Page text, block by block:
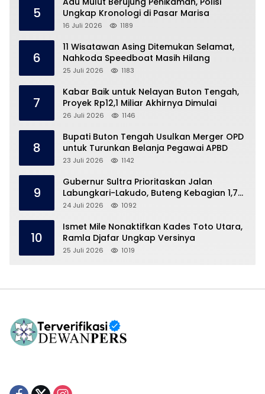
5
Ungkap Kronologi di Pasar Marisa
16 Juli 2026 1189
6
11 Wisatawan Asing Ditemukan Selamat,
Nahkoda Speedboat Masih Hilang
25 Juli 2026 1183
7
Kabar Baik untuk Nelayan Buton Tengah,
Proyek Rp12,1 Miliar Akhirnya Dimulai
26 Juli 2026 1146
8
Bupati Buton Tengah Usulkan Merger OPD
untuk Turunkan Belanja Pegawai APBD
23 Juli 2026 1142
9
Gubernur Sultra Prioritaskan Jalan
Labungkari-Lakudo, Buteng Kebagian 1,7
Km
24 Juli 2026 1092
10
Ismet Mile Nonaktifkan Kades Toto Utara,
Ramla Djafar Ungkap Versinya
25 Juli 2026 1019